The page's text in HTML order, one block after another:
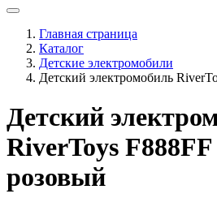
Главная страница
Каталог
Детские электромобили
Детский электромобиль
Детский
RiverToys
розовый